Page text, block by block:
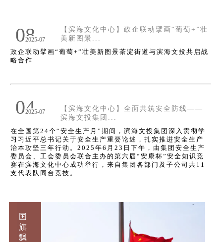
082025-07
【滨海文化中心】政企联动擘画“葡萄+”壮
美新图景...
政企联动擘画“葡萄+”壮美新图景茶淀街道与滨海文投共启战
略合作
042025-07
【滨海文化中心】全面共筑安全防线——
滨海文投集团...
在全国第24个“安全生产月”期间，滨海文投集团深入贯彻学
习习近平总书记关于安全生产重要论述，扎实推进安全生产
治本攻坚三年行动。2025年6月23日下午，由集团安全生产
委员会、工会委员会联合主办的第六届“安康杯”安全知识竞
赛在滨海文化中心成功举行，来自集团各部门及子公司共11
支代表队同台竞技。
国
旗
飘